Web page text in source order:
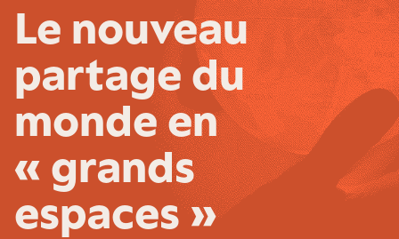
Le nouveau
partage du
monde en
« grands
espaces »